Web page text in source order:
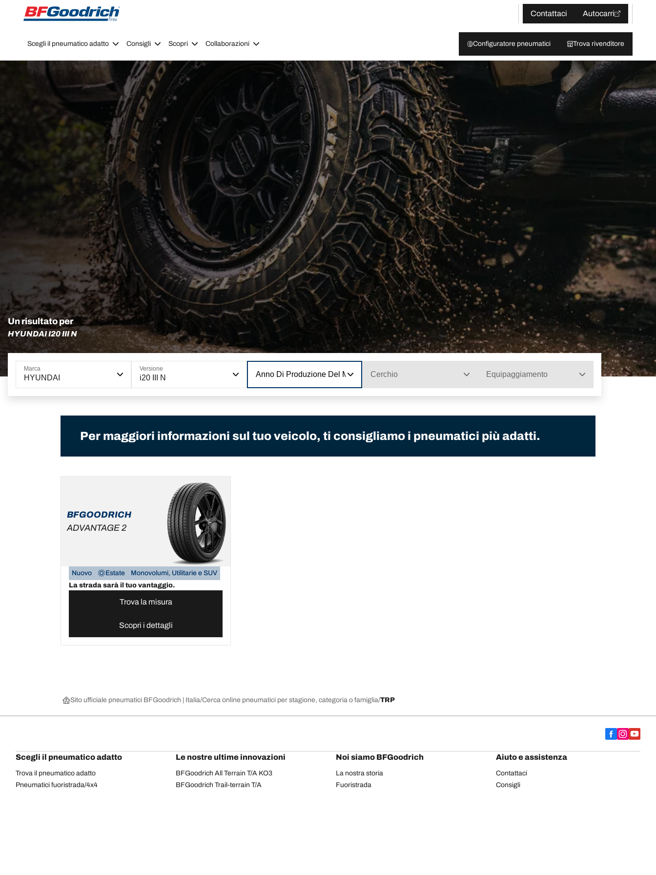
Go to page content
Go to page navigation
Contattaci
Autocarri
Scegli il pneumatico adatto Consigli Scopri Collaborazioni Configuratore pneumatici Trova rivenditore
Un risultato per
HYUNDAI I20 III N
Marca
HYUNDAI
Versione
i20 III N Anno Di Produzione Del Modello Cerchio Equipaggiamento
Per maggiori informazioni sul tuo veicolo, ti consigliamo i pneumatici più adatti.
BFGOODRICH
ADVANTAGE 2
Nuovo Estate
Monovolumi, Utilitarie e SUV
La strada sarà il tuo vantaggio.
Trova la misura
Scopri i dettagli
Sito ufficiale pneumatici BFGoodrich | Italia Cerca online pneumatici per stagione, categoria o famiglia TRP
Scegli il pneumatico adatto
Trova il pneumatico adatto
Pneumatici fuoristrada/4x4
Le nostre ultime innovazioni
BFGoodrich All Terrain T/A KO3
BFGoodrich Trail-terrain T/A
Noi siamo BFGoodrich
La nostra storia
Fuoristrada
Aiuto e assistenza
Contattaci
Consigli